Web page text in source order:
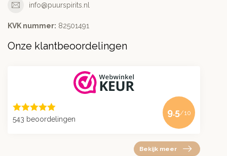
info@puurspirits.nl
KVK nummer: 82501491
Onze klantbeoordelingen
543 beoordelingen
9.5/10
Bekijk meer